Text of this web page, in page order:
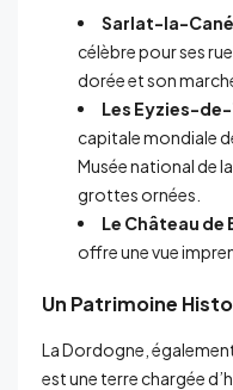
Sarlat-la-
célèbre pour ses
dorée et son
Les Eyzies-
capitale mondiale
Musée national de
grottes ornées.
Le Château de
offre une vue
Un Patrimoine
La Dordogne,
est une terre chargée